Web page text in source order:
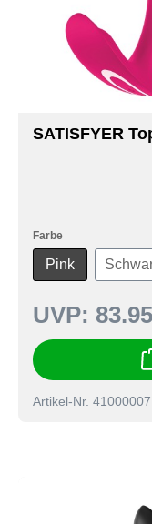
SATISFYER
Farbe
Pink
UVP:
Artikel-Nr.